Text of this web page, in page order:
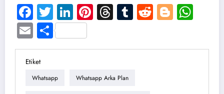
Facebook
TwitterLinkedIn
Pinterest
Threads
Tumblr
Reddit
EmailShare
Etiket
Whatsapp Whatsapp Arka Plan